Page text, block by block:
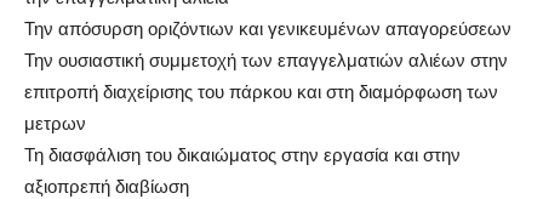
Την απόσυρση οριζόντιων και γενικευμένων απαγορεύσεων
Την ουσιαστική συμμετοχή των επαγγελματιών αλιέων στην
επιτροπή διαχείρισης του πάρκου και στη διαμόρφωση των
μετρων
Τη διασφάλιση του δικαιώματος στην εργασία και στην
αξιοπρεπή διαβίωση